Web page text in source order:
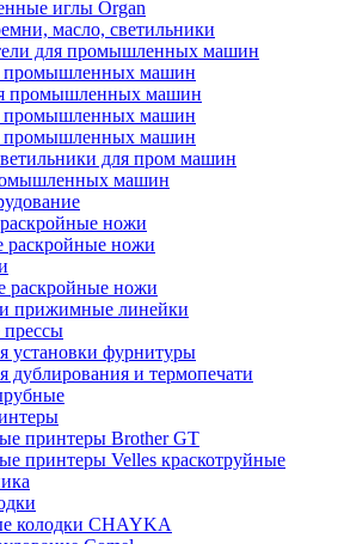
иглы Organ
масло, светильники
для промышленных машин
промышленных машин
промышленных машин
промышленных машин
промышленных машин
для пром машин
машин
ножи
раскройные ножи
раскройные ножи
прижимные линейки
установки фурнитуры
дублирования и термопечати
принтеры Brother GT
принтеры Velles краскотруйные
колодки CHAYKA